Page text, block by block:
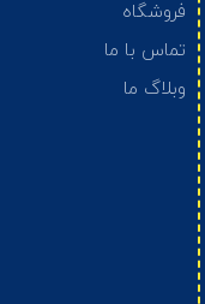
فروشگاه
تماس با ما
وبلاگ ما